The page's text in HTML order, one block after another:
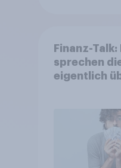
Finanz-
sprechen
eigentlich